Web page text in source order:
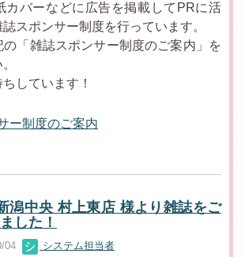
カバーなどに広告を掲載してPRに活
スポンサー制度を行っています。
「雑誌スポンサー制度のご案内」を
しています！
ー制度のご案内
潟中央 村上東店 様より雑誌をご
した！
04 システム担当者